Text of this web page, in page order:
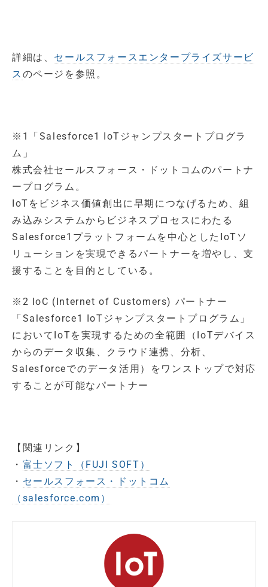
詳細は、 セールスフォースエンタープライズサービ
ス のページを参照。
※1「Salesforce1 IoTジャンプスタートプログラ
ム」
株式会社セールスフォース・ドットコムのパートナ
ープログラム。
IoTをビジネス価値創出に早期につなげるため、組
み込みシステムからビジネスプロセスにわたる
Salesforce1プラットフォームを中心としたIoTソ
リューションを実現できるパートナーを増やし、支
援することを目的としている。
※2 IoC (Internet of Customers) パートナー
「Salesforce1 IoTジャンプスタートプログラム」
においてIoTを実現するための全範囲（IoTデバイス
からのデータ収集、クラウド連携、分析、
Salesforceでのデータ活用）をワンストップで対応
することが可能なパートナー
【関連リンク】
・ 富士ソフト（FUJI SOFT）
・ セールスフォース・ドットコム
（salesforce.com）